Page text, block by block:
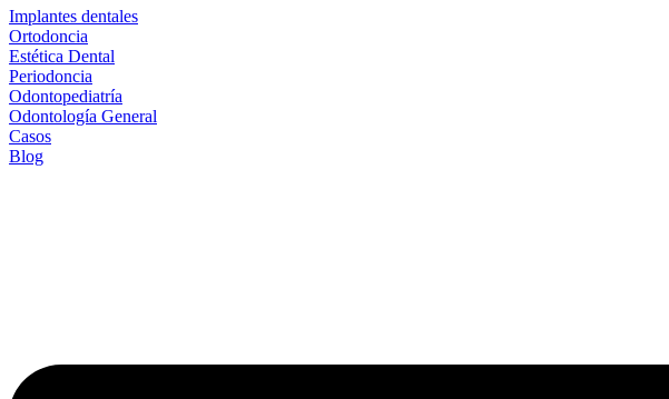
Implantes dentales
Ortodoncia
Estética Dental
Periodoncia
Odontopediatría
Odontología General
Casos
Blog